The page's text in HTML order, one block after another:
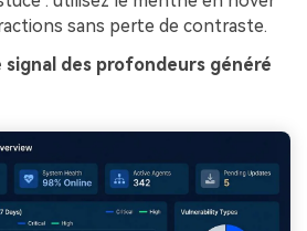
sans perte de contraste.
signal des profondeurs généré